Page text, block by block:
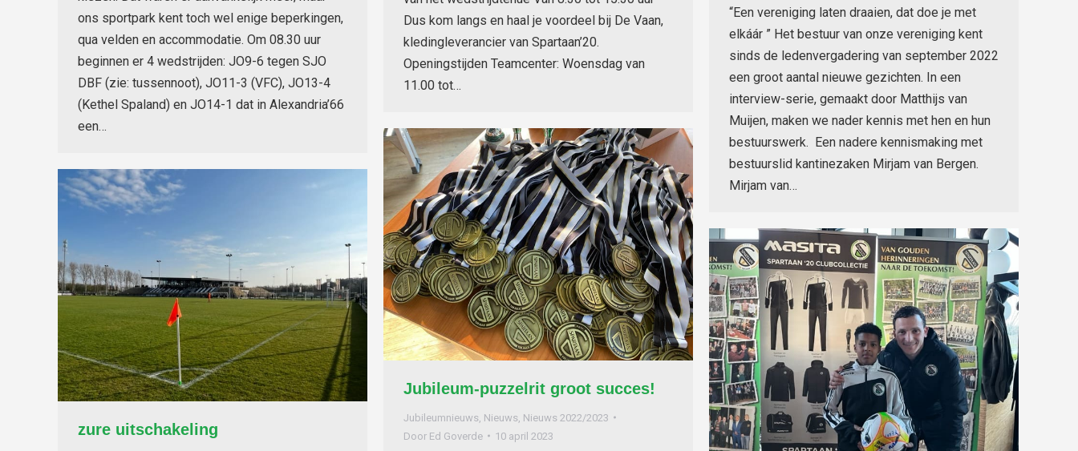
ons sportpark kent toch wel enige beperkingen,
qua velden en accommodatie. Om 08.30 uur
beginnen er 4 wedstrijden: JO9-6 tegen SJO
DBF (zie: tussennoot), JO11-3 (VFC), JO13-4
(Kethel Spaland) en JO14-1 dat in Alexandria’66
een…
“Een vereniging laten draaien, dat doe je met
elkáár ” Het bestuur van onze vereniging kent
sinds de ledenvergadering van september 2022
een groot aantal nieuwe gezichten. In een
interview-serie, gemaakt door Matthijs van
Muijen, maken we nader kennis met hen en hun
bestuurswerk. Een nadere kennismaking met
bestuurslid kantinezaken Mirjam van Bergen.
Mirjam van…
Dus kom langs en haal je voordeel bij De Vaan,
kledingleverancier van Spartaan’20.
Openingstijden Teamcenter: Woensdag van
11.00 tot…
Jubileum-puzzelrit groot succes!
Jubileumnieuws Nieuws Nieuws 2022/2023
Door Ed Goverde 10 april 2023
zure uitschakeling